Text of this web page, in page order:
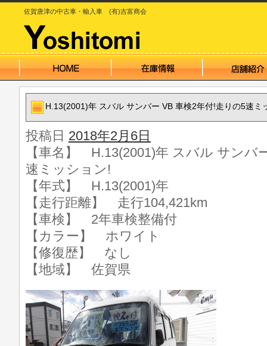
佐賀唐津の中古車・輸入車 (有)吉富商会
H.13(2001)年 スバル サンバー VB 車検2年付!走りの5速ミ
投稿日 2018年2月6日
【車名】 H.13(2001)年 スバル サンバ
速ミッション!
【年式】 H.13(2001)年
【走行距離】 走行104,421km
【車検】 2年車検整備付
【カラー】 ホワイト
【修復歴】 なし
【地域】 佐賀県